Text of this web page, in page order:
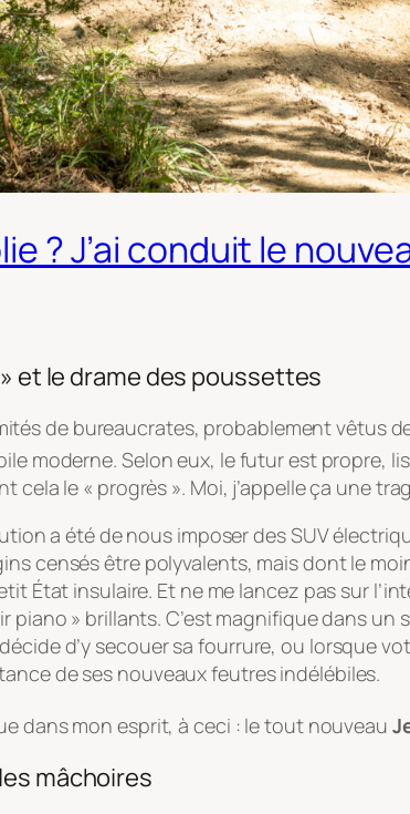
? J’ai conduit le
et le drame des poussettes
de bureaucrates, probablement vêtus
moderne. Selon eux, le futur est propre,
le « progrès ». Moi, j’appelle ça une
a été de nous imposer des SUV
censés être polyvalents, mais dont le
État insulaire. Et ne me lancez pas sur
» brillants. C’est magnifique dans
d’y secouer sa fourrure, ou lorsque
de ses nouveaux feutres indélébiles.
dans mon esprit, à ceci : le tout nouveau
mâchoires